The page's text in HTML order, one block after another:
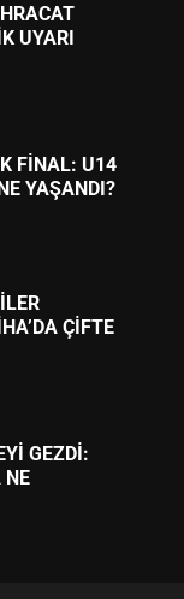
UYARI
FİNAL: U14
YAŞANDI?
ÇİFTE
GEZDİ:
NE